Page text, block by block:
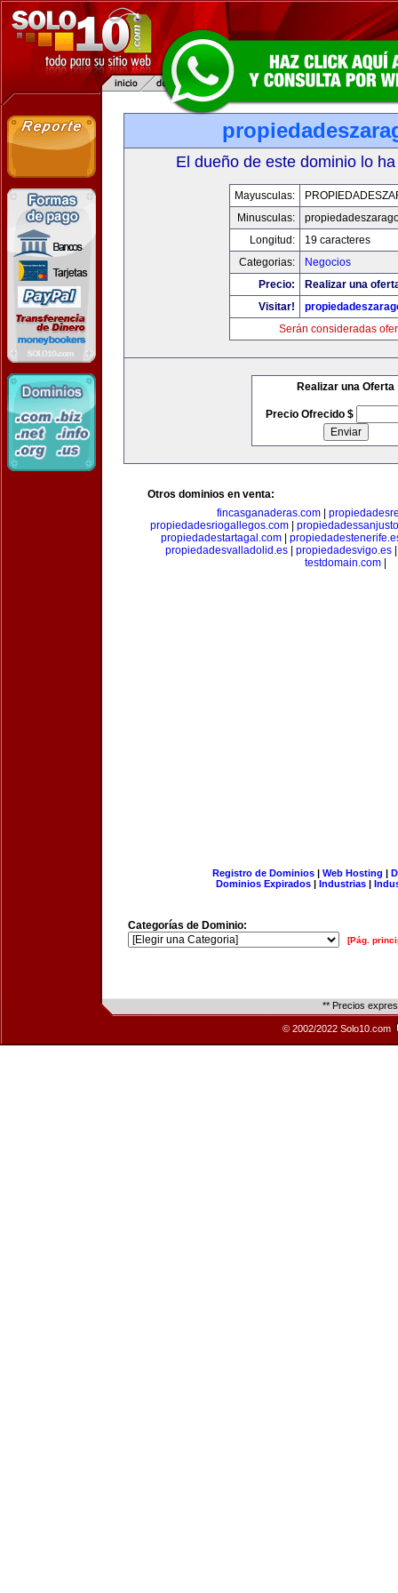
El dueño de este dominio lo
Mayusculas:
Minusculas:
Longitud:
19 caracteres
Categorias:
Negocios
Precio:
Realizar una
Visitar!
Serán consideradas
Realizar una Oferta
Precio Ofrecido $
Otros dominios en venta:
fincasganaderas.com|
propiedadesriogallegos.com|
propiedadestartagal.com|
propiedadesvalladolid.es
propiedadesvigo.es
testdomain.com
Registro de Dominios| Web Hosting |
Dominios Expirados | Industrias |
Categorías de Dominio:
[Pág.
** Precios
© 2002/2022 Solo10.com